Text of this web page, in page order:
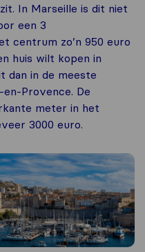
In Marseille is dit niet
een 3
centrum zo’n 950 euro
huis wilt kopen in
dan in de meeste
Provence. De
meter in het
3000 euro.